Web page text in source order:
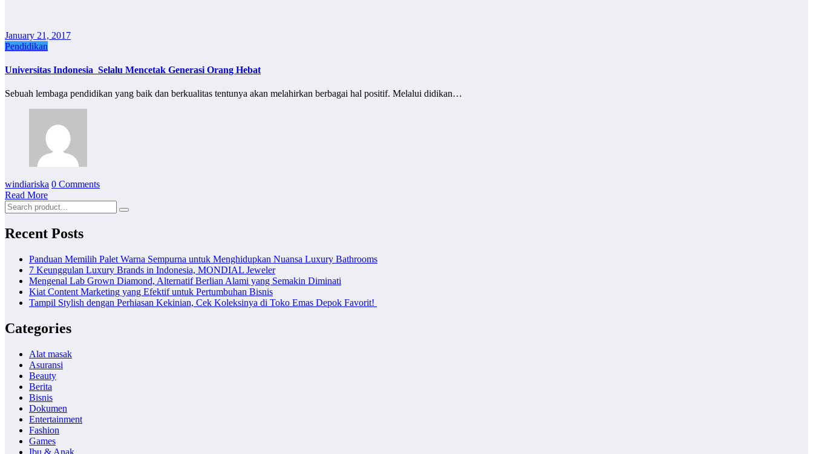
January 21, 2017
Pendidikan
Universitas Indonesia Selalu Mencetak Generasi Orang Hebat
Sebuah lembaga pendidikan yang baik dan berkualitas tentunya akan melahirkan berbagai hal positif. Melalui didikan…
windiariska 0 Comments
Read More
Recent Posts
Panduan Memilih Palet Warna Sempurna untuk Menghidupkan Nuansa Luxury Bathrooms
7 Keunggulan Luxury Brands in Indonesia, MONDIAL Jeweler
Mengenal Lab Grown Diamond, Alternatif Berlian Alami yang Semakin Diminati
Kiat Content Marketing yang Efektif untuk Pertumbuhan Bisnis
Tampil Stylish dengan Perhiasan Kekinian, Cek Koleksinya di Toko Emas Depok Favorit!
Categories
Alat masak
Asuransi
Beauty
Berita
Bisnis
Dokumen
Entertainment
Fashion
Games
Ibu & Anak